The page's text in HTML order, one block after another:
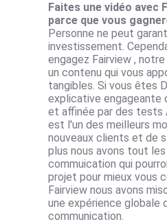
Faites une vidéo avec
parce que vous
Personne ne peut
investissement.
engagez Fairview ,
un contenu qui vous
tangibles. Si vous êtes
explicative engageante
et affinée par des tests
est l'un des meilleurs
nouveaux clients et de
plus nous avons tout
commuication qui
projet pour mieux vous
Fairview nous avons
une expérience globale
communication.